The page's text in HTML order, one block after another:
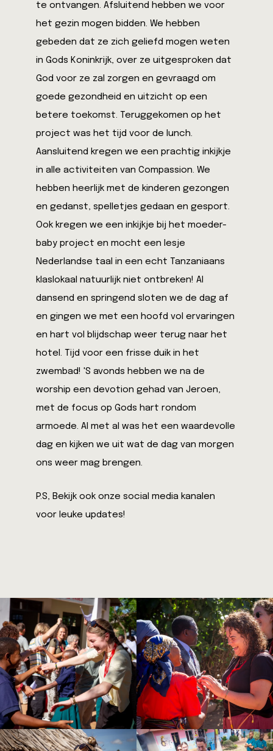
te ontvangen. Afsluitend hebben we voor
het gezin mogen bidden. We hebben
gebeden dat ze zich geliefd mogen weten
in Gods Koninkrijk, over ze uitgesproken dat
God voor ze zal zorgen en gevraagd om
goede gezondheid en uitzicht op een
betere toekomst. Teruggekomen op het
project was het tijd voor de lunch.
Aansluitend kregen we een prachtig inkijkje
in alle activiteiten van Compassion. We
hebben heerlijk met de kinderen gezongen
en gedanst, spelletjes gedaan en gesport.
Ook kregen we een inkijkje bij het moeder-
baby project en mocht een lesje
Nederlandse taal in een echt Tanzaniaans
klaslokaal natuurlijk niet ontbreken! Al
dansend en springend sloten we de dag af
en gingen we met een hoofd vol ervaringen
en hart vol blijdschap weer terug naar het
hotel. Tijd voor een frisse duik in het
zwembad! 'S avonds hebben we na de
worship een devotion gehad van Jeroen,
met de focus op Gods hart rondom
armoede. Al met al was het een waardevolle
dag en kijken we uit wat de dag van morgen
ons weer mag brengen.
P.S, Bekijk ook onze social media kanalen
voor leuke updates!